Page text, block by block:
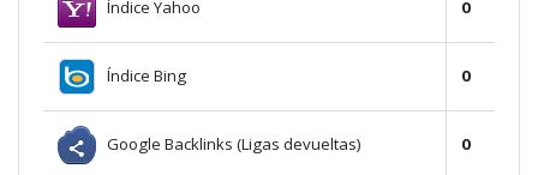
Índice Yahoo 0
Índice Bing 0
Google Backlinks (Ligas devueltas) 0